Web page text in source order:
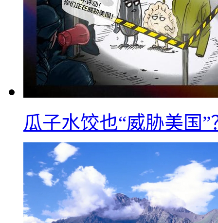
瓜子水饺也“威胁美国”